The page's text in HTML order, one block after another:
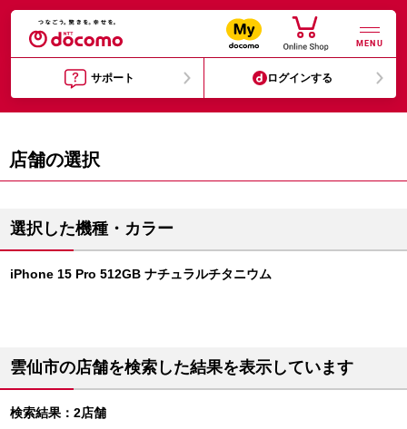
MENU
サポート ログインする
店舗の選択
選択した機種・カラー
iPhone 15 Pro 512GB ナチュラルチタニウム
雲仙市の店舗を検索した結果を表示しています
検索結果：2店舗